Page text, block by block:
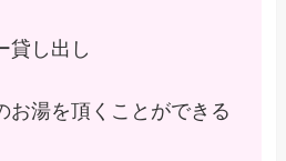
貸し出し
お湯を頂くことができる